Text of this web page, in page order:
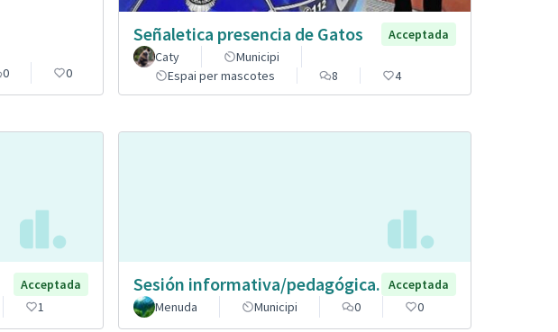
0 0
Señaletica presencia de Gatos
Acceptada
Caty
Municipi
Espai per mascotes
8 4
Acceptada
1
Sesión informativa/pedagógica. Acceptada
Menuda
Municipi 0 0